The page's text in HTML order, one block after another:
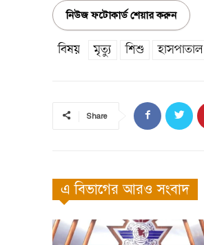
নিউজ ফটোকার্ড শেয়ার করুন
বিষয় মৃত্যু শিশু হাসপাতাল
Share
এ বিভাগের আরও সংবাদ